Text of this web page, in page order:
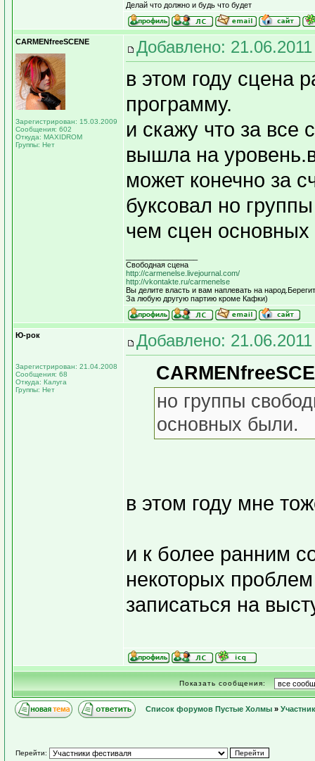
Делай что должно и будь что будет
CARMENfreeSCENE
Зарегистрирован: 15.03.2009
Сообщения: 602
Откуда: MAXIDROM
Группы: Нет
Добавлено:
в этом году сцена
программу.
и скажу что за все
вышла на
может конечно за
буксовал но
чем сцен
Свободная сцена
http://carmenelse.livejournal.com/
http://vkontakte.ru/carmenelse
Вы делите власть и вам наплевать на
За любую другую партию кроме Кафки)
Ю-рок
Зарегистрирован: 21.04.2008
Сообщения: 68
Откуда: Калуга
Группы: Нет
Добавлено:
но группы
основных были.
в этом году мне
и к более ранним
некоторых
записаться на
Показать сообщения:
Список форумов Пустые Холмы »
Перейти: